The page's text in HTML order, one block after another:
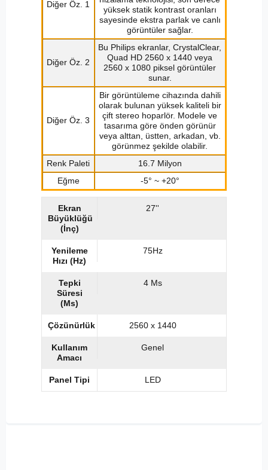
Diğer Öz. 1
yüksek statik kontrast oranları
sayesinde ekstra parlak ve canlı
görüntüler sağlar.
Diğer Öz. 2
Bu Philips ekranlar, CrystalClear,
Quad HD 2560 x 1440 veya
2560 x 1080 piksel görüntüler
sunar.
Diğer Öz. 3
Bir görüntüleme cihazında dahili
olarak bulunan yüksek kaliteli bir
çift stereo hoparlör. Modele ve
tasarıma göre önden görünür
veya alttan, üstten, arkadan, vb.
görünmez şekilde olabilir.
Renk Paleti
16.7 Milyon
Eğme
-5° ~ +20°
Ekran
Büyüklüğü
(İnç)
27''
Yenileme
Hızı (Hz)
75Hz
Tepki
Süresi
(Ms)
4 Ms
Çözünürlük 2560 x 1440
Kullanım
Amacı
Genel
Panel Tipi LED